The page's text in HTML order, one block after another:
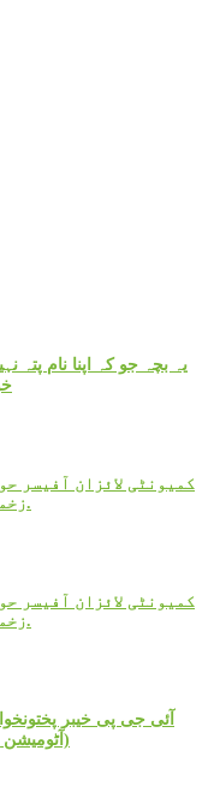
یہ بچہ جو کہ اپنا نام پتہ
زخمی ملزمان کو فرسٹ ایڈ دے رہے ہیں.
زخمی ملزمان کو فرسٹ ایڈ دے رہے ہیں.
آئی جی پی خیبر